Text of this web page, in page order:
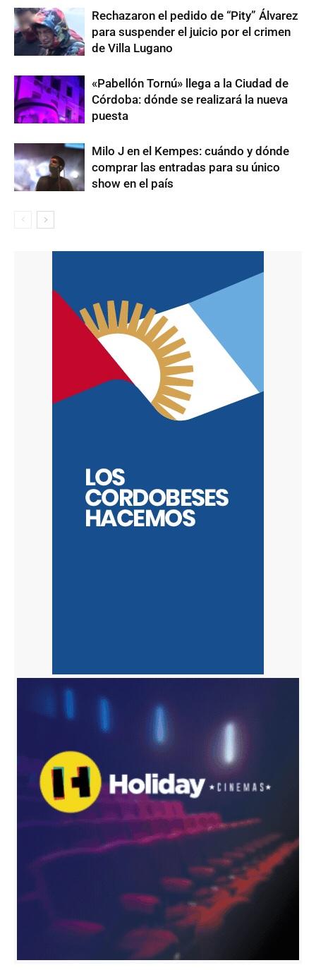
Rechazaron el pedido de “Pity” Álvarez
para suspender el juicio por el crimen
de Villa Lugano
«Pabellón Tornú» llega a la Ciudad de
Córdoba: dónde se realizará la nueva
puesta
Milo J en el Kempes: cuándo y dónde
comprar las entradas para su único
show en el país